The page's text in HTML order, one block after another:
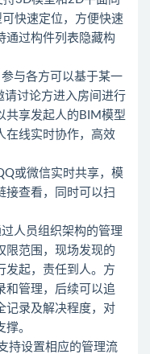
快速定位，方便快速
通过构件列表隐藏构
与各方可以基于某一
请讨论方进入房间进行
共享发起人的BIM模型
在线实时协作，高效
或微信实时共享，模
接查看，同时可以扫
人员组织架构的管理
限范围，现场发现的
发起，责任到人。方
和管理，后续可以追
记录及解决程度，对
。
持设置相应的管理流